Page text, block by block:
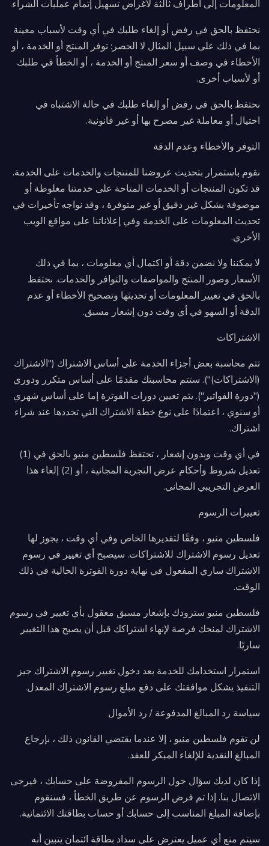
المعلومات إلى أطراف ثالثة لأغراض تسهيل إتمام عمليات الشراء.
نحتفظ بالحق في رفض أو إلغاء طلبك في أي وقت لأسباب معينة
بما في ذلك على سبيل المثال لا الحصر: توفر المنتج أو الخدمة ، أو
الأخطاء في وصف أو سعر المنتج أو الخدمة ، أو الخطأ في طلبك
أو لأسباب أخرى.
نحتفظ بالحق في رفض أو إلغاء طلبك في حالة الاشتباه في
احتيال أو معاملة غير مصرح بها أو غير قانونية.
التوفر والأخطاء وعدم الدقة
نقوم باستمرار بتحديث عروضنا للمنتجات والخدمات على الخدمة.
قد تكون المنتجات أو الخدمات المتاحة على خدمتنا مغلوطة أو
موصوفة بشكل غير دقيق أو غير متوفرة ، وقد نواجه تأخيرات في
تحديث المعلومات على الخدمة وفي إعلاناتنا على مواقع الويب
الأخرى.
لا يمكننا ولا نضمن دقة أو اكتمال أي معلومات ، بما في ذلك
الأسعار وصور المنتج والمواصفات والتوافر والخدمات. نحتفظ
بالحق في تغيير المعلومات أو تحديثها وتصحيح الأخطاء أو عدم
الدقة أو السهو في أي وقت دون إشعار مسبق.
الاشتراكات
تتم محاسبة بعض أجزاء الخدمة على أساس الاشتراك ("الاشتراك
(الاشتراكات)"). ستتم محاسبتك مقدمًا على أساس متكرر ودوري
("دورة الفواتير"). يتم تعيين دورات الفوترة إما على أساس شهري
أو سنوي ، اعتمادًا على نوع خطة الاشتراك التي تحددها عند شراء
اشتراك.
في أي وقت وبدون إشعار ، تحتفظ فلسطين منيو بالحق في (1)
تعديل شروط وأحكام عرض التجربة المجانية ، أو (2) إلغاء هذا
العرض التجريبي المجاني.
تغييرات الرسوم
فلسطين منيو ، وفقًا لتقديرها الخاص وفي أي وقت ، يجوز لها
تعديل رسوم الاشتراك للاشتراكات. سيصبح أي تغيير في رسوم
الاشتراك ساري المفعول في نهاية دورة الفوترة الحالية في ذلك
الوقت.
فلسطين منيو ستزودك بإشعار مسبق معقول بأي تغيير في رسوم
الاشتراك لمنحك فرصة لإنهاء اشتراكك قبل أن يصبح هذا التغيير
ساريًا.
استمرار استخدامك للخدمة بعد دخول تغيير رسوم الاشتراك حيز
التنفيذ يشكل موافقتك على دفع مبلغ رسوم الاشتراك المعدل.
سياسة رد المبالغ المدفوعة / رد الأموال
لن تقوم فلسطين منيو ، إلا عندما يقتضي القانون ذلك ، بإرجاع
المبالغ النقدية للإلغاء المبكر للعقد.
إذا كان لديك سؤال حول الرسوم المفروضة على حسابك ، فيرجى
الاتصال بنا. إذا تم فرض الرسوم عن طريق الخطأ ، فسنقوم
بإضافة المبلغ المناسب إلى حسابك أو حساب بطاقتك الائتمانية.
سيتم منع أي عميل يعترض على سداد بطاقة ائتمان يتبين أنه